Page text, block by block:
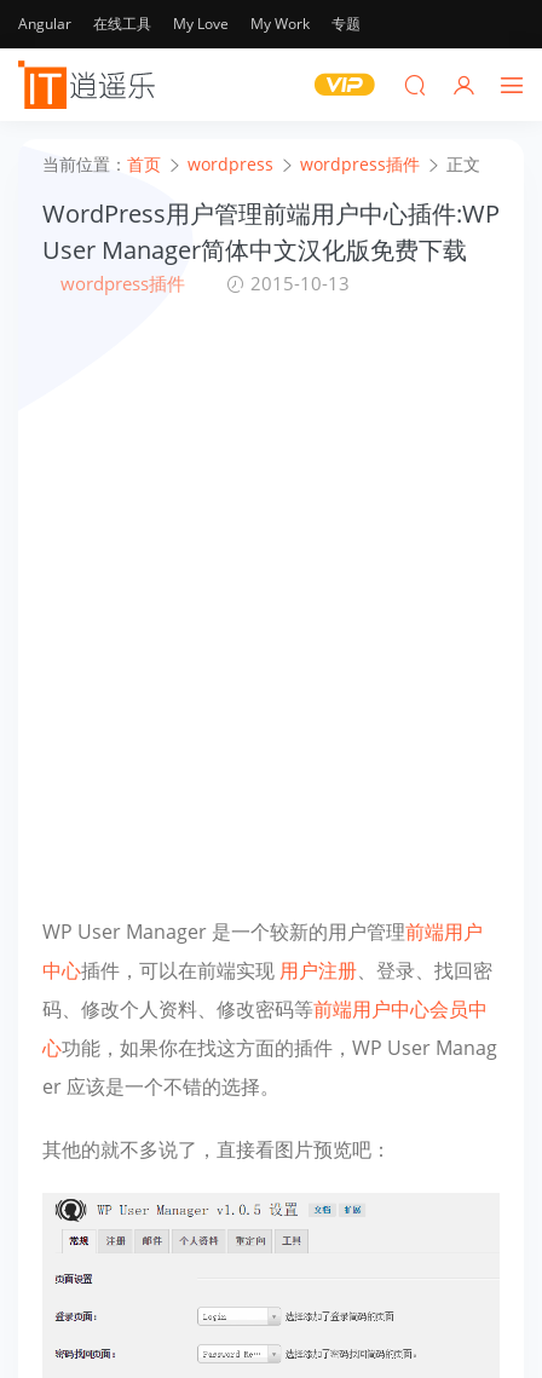
Angular 在线工具 My Love My Work 专题
当前位置： 首页 wordpress wordpress插件 正文
WordPress用户管理前端用户中心插件:WP
User Manager简体中文汉化版免费下载
wordpress插件 2015-10-13
WP User Manager 是一个较新的用户管理前端用户
中心插件，可以在前端实现 用户注册、登录、找回密
码、修改个人资料、修改密码等前端用户中心会员中
心功能，如果你在找这方面的插件，WP User Manag
er 应该是一个不错的选择。
其他的就不多说了，直接看图片预览吧：